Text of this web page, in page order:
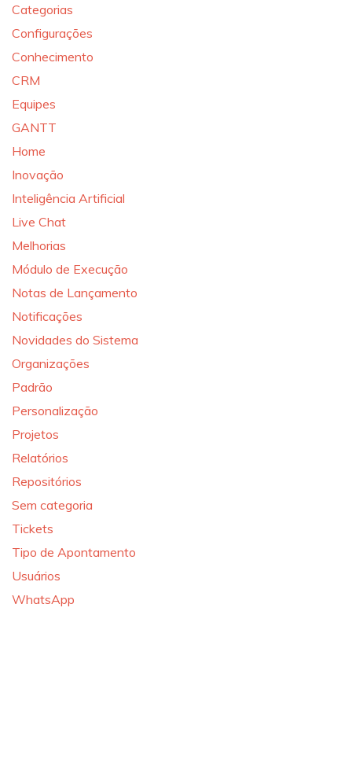
Categorias
Configurações
Conhecimento
CRM
Equipes
GANTT
Home
Inovação
Inteligência Artificial
Live Chat
Melhorias
Módulo de Execução
Notas de Lançamento
Notificações
Novidades do Sistema
Organizações
Padrão
Personalização
Projetos
Relatórios
Repositórios
Sem categoria
Tickets
Tipo de Apontamento
Usuários
WhatsApp